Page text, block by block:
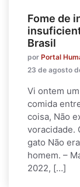
Fome de
Brasil
por Portal
23 de agosto
Vi ontem
comida
coisa, Não
voracidade.
gato Não
homem. –
2022, […]